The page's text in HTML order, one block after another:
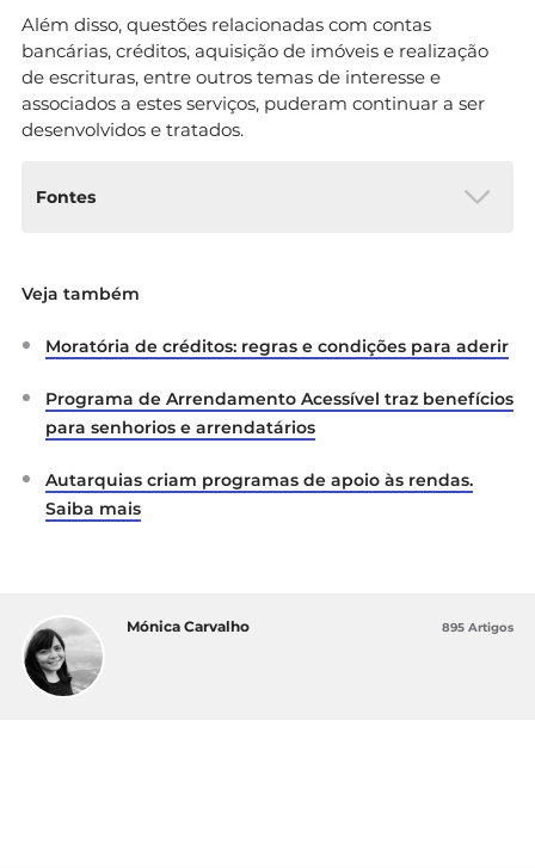
Além disso, questões relacionadas com contas
bancárias, créditos, aquisição de imóveis e realização
de escrituras, entre outros temas de interesse e
associados a estes serviços, puderam continuar a ser
desenvolvidos e tratados.
Fontes
n.º 57/2020, 1º Suplemento, Série I de 2020-
Portal do Governo –Medidas
extraordinárias adotadas pelo MIH no
âmbito da pandemia COVID-19
situação dos utentes dos parques de
campismo e de caravanismo e das áreas
APEMIP indica que casas ficarão mais
Veja também
Moratória de créditos: regras e condições para aderir
Programa de Arrendamento Acessível traz benefícios
para senhorios e arrendatários
Autarquias criam programas de apoio às rendas.
Saiba mais
Mónica Carvalho 895 Artigos